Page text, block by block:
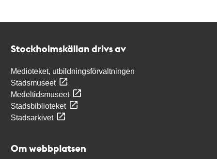
Stockholmskällan drivs av
Medioteket, utbildningsförvaltningen
Stadsmuseet
Medeltidsmuseet
Stadsbiblioteket
Stadsarkivet
Om webbplatsen